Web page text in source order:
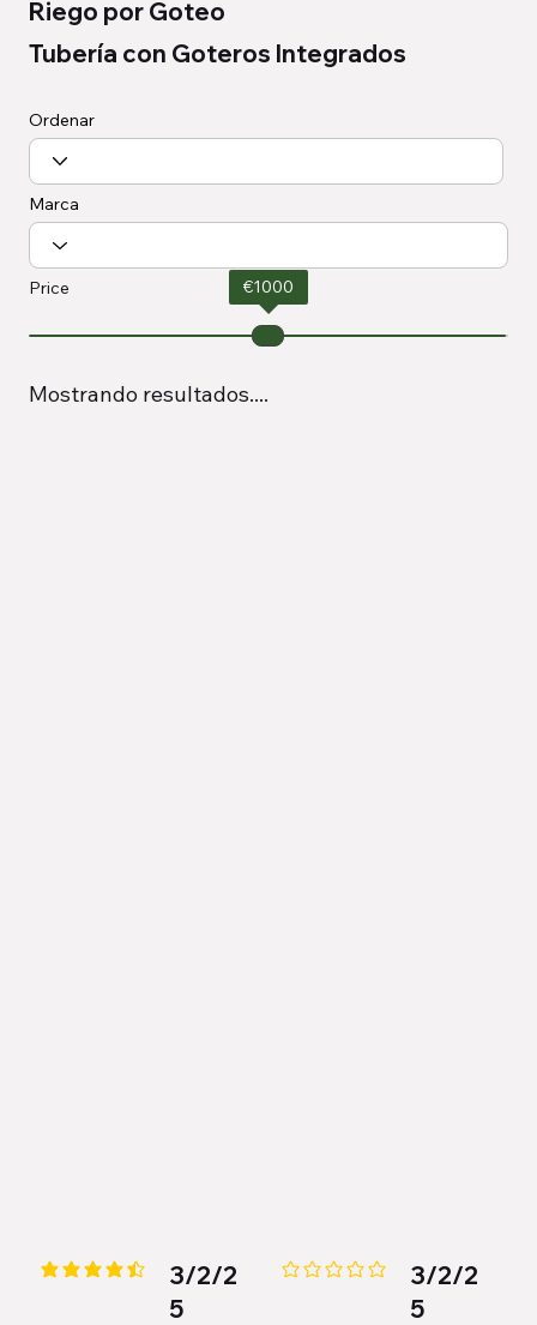
Riego por Goteo
Tubería con Goteros Integrados
Ordenar
Marca
Price €1000
Mostrando resultados....
la calificación promedio es 4.4 de 5
3/2/2
5
Aún no hay calificaciones
3/2/2
5